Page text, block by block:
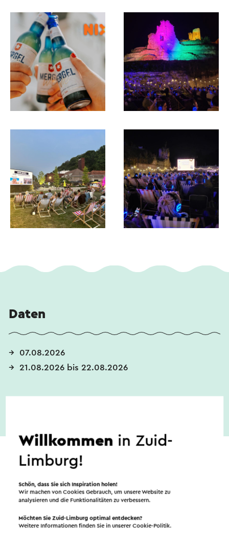
Daten
07.08.2026
21.08.2026 bis 22.08.2026
Willkommen in Zuid-
Limburg!
Schön, dass Sie sich Inspiration holen!
Wir machen von Cookies Gebrauch, um unsere Website zu
analysieren und die Funktionalitäten zu verbessern.
Möchten Sie Zuid-Limburg optimal entdecken?
Weitere Informationen finden Sie in unsererCookie-Politik.